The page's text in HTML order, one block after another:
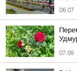
06:07
07:09